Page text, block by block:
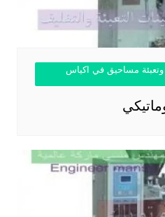
وتعبئة مساحيق في اكياس